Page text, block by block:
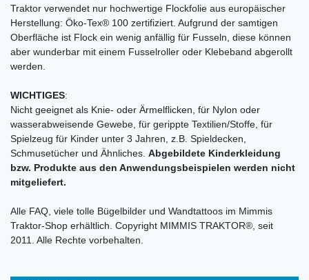
Traktor verwendet nur hochwertige Flockfolie aus europäischer
Herstellung: Öko-Tex® 100 zertifiziert. Aufgrund der samtigen
Oberfläche ist Flock ein wenig anfällig für Fusseln, diese können
aber wunderbar mit einem Fusselroller oder Klebeband abgerollt
werden.
WICHTIGES:
Nicht geeignet als Knie- oder Ärmelflicken, für Nylon oder
wasserabweisende Gewebe, für gerippte Textilien/Stoffe, für
Spielzeug für Kinder unter 3 Jahren, z.B. Spieldecken,
Schmusetücher und Ähnliches. Abgebildete Kinderkleidung
bzw. Produkte aus den Anwendungsbeispielen werden nicht
mitgeliefert.
Alle FAQ, viele tolle Bügelbilder und Wandtattoos im Mimmis
Traktor-Shop erhältlich. Copyright MIMMIS TRAKTOR®, seit
2011. Alle Rechte vorbehalten.